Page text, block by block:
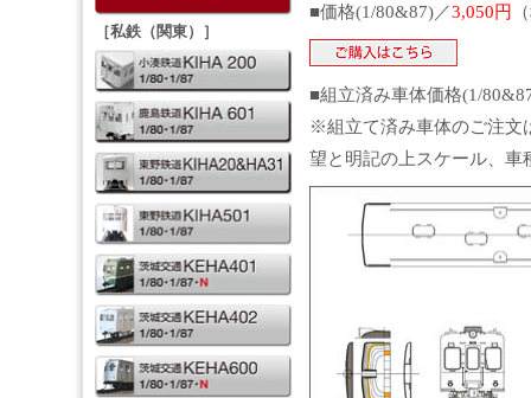
■価格(1/80&87)／3,050円
■組立済み車体価格(1/
※組立て済み車体のご注文
望と明記の上スケール、車
［私鉄（関東）］